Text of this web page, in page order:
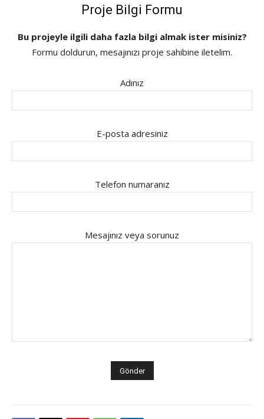
Proje Bilgi Formu
Bu projeyle ilgili daha fazla bilgi almak ister misiniz?
Formu doldurun, mesajınızı proje sahibine iletelim.
Adınız
E-posta adresiniz
Telefon numaranız
Mesajınız veya sorunuz